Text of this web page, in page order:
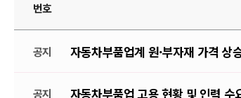
번호
공지 자동차부품업계 원·부자재 가격 상
공지 자동차부품업 고용 현황 및 인력 수